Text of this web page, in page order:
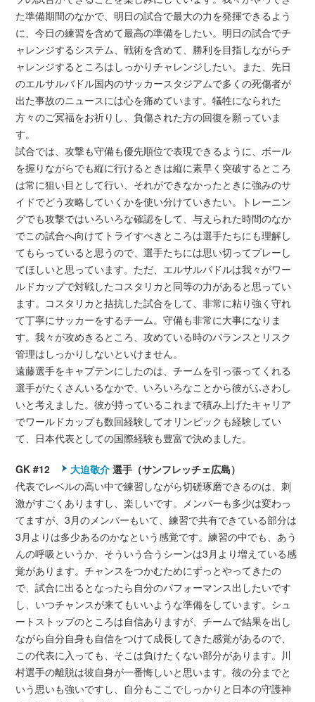
た準備期間のなかで、明日の試合で最大の力を発揮できるよう
に、今日の練習を含めて最高の準備をしたい。明日の試合でチ
ャレンジするシステム、戦術を含めて、勝利を目指しながらチ
ャレンジするところはしっかりチャレンジしたい。また、先日
のエルサルバドル国内のサッカースタジアムで多くの死傷者が
出た事故のニュースには心を痛めています。犠牲になられた
方々のご冥福をお祈りし、負傷された方の回復を願っていま
す。
試合では、攻撃も守備も優先順位で表現できるように、ボール
を握りながらでも縦に行けるときは縦に素早く突破するところ
は常に狙い目として行い、それができなかったときに強みのサ
イドでどう攻略していくかを使い分けていきたい。トレーニン
グでも攻撃ではいろいろな確認をして、与えられた時間のなか
でこの試合へ向けてトライすべきところは選手たちにも理解し
てもらっていると思うので、選手たちには思い切ってプレーし
てほしいと思っています。ただ、エルサルバドルは我々がワー
ルドカップで対戦したコスタリカと同等の力があると思ってい
ます。コスタリカと拮抗した試合をして、非常に粘り強く守れ
て丁寧にサッカーをするチーム。守備も非常に大事になりま
す。我々が攻めきるところ、攻めている時のバランスとリスク
管理はしっかりしないといけません。
遠藤選手をキャプテンにしたのは、チームを引っ張ってくれる
選手がたくさんいるなかで、いろいろなことから彼がふさわし
いと考えました。彼が持っているこれまで積み上げたキャリア
でワールドカップも数回経験してオリンピックも経験してい
て、日本代表としての国際経験も豊富で決めました。
GK #12 大迫敬介 選手（サンフレッチェ広島）
代表でレベルの高い中で練習しながら切磋琢磨できるのは、刺
激がすごくありますし、楽しいです。メンバーも多少は変わっ
てますが、3月のメンバーもいて、練習で共有できている部分は
3月よりは多少あるのかなという感覚です。練習の中でも、あう
んの呼吸というか、そういう合うシーンは3月より増えている感
覚があります。チャンスをつかむためにずっとやってきたの
で、試合に出るとなったら自分のパフォーマンス出したいです
し、いつチャンスが来てもいいような準備をしています。シュ
ートストップのところは自信ありますが、チームで結果を出し
ながら自分自身も自信をつけて成長してきた感覚があるので、
この代表に入っても、そこは負けたくない部分があります。川
村選手の離脱は彼自身が一番悔しいと思います。彼の分までと
いう思いも強いですし、自分もここでしっかりと日本の守護神